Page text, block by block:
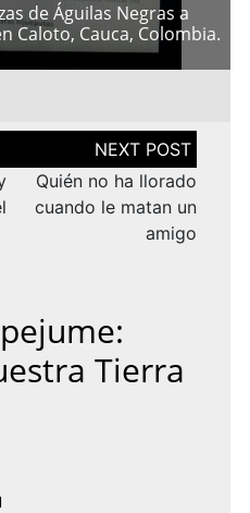
de Águilas Negras a
Caloto, Cauca, Colombia.
Quién no ha llorado
cuando le matan un
amigo
Tierra